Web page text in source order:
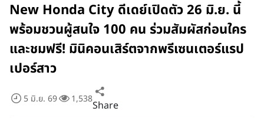
New Honda City ดีเดย์เปิดตัว 26 มิ.ย. นี้
พร้อมชวนผู้สนใจ 100 คน ร่วมสัมผัสก่อนใคร
และชมฟรี! มินิคอนเสิร์ตจากพรีเซนเตอร์แรป
เปอร์สาว
5 มิ.ย. 69 1,538Share